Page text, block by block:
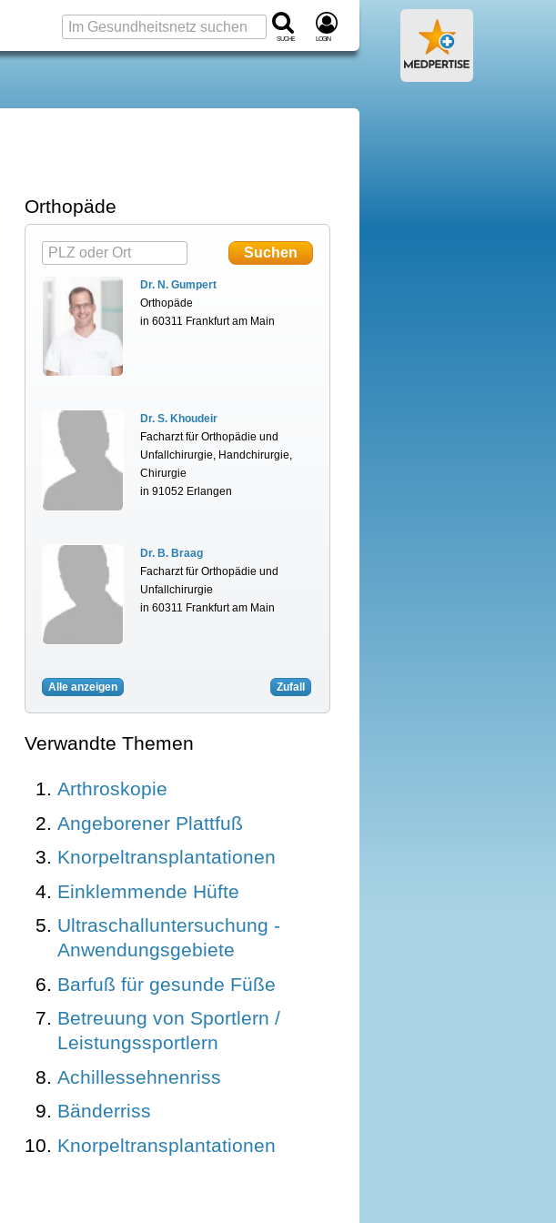
Suche Login
Orthopäde
Dr. N. Gumpert
Orthopäde
in 60311 Frankfurt am Main
Dr. S. Khoudeir
Facharzt für Orthopädie und
Unfallchirurgie, Handchirurgie,
Chirurgie
in 91052 Erlangen
Dr. B. Braag
Facharzt für Orthopädie und
Unfallchirurgie
in 60311 Frankfurt am Main
Alle anzeigen Zufall
Verwandte Themen
Arthroskopie
Angeborener Plattfuß
Knorpeltransplantationen
Einklemmende Hüfte
Ultraschalluntersuchung -
Anwendungsgebiete
Barfuß für gesunde Füße
Betreuung von Sportlern /
Leistungssportlern
Achillessehnenriss
Bänderriss
Knorpeltransplantationen